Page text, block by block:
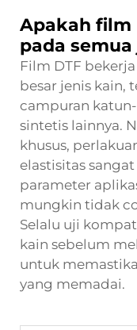
Apakah film
pada
Film DTF
besar jenis kain,
campuran
sintetis lainnya.
khusus,
elastisitas
parameter
mungkin tidak
Selalu uji
kain sebelum
untuk
yang memadai.